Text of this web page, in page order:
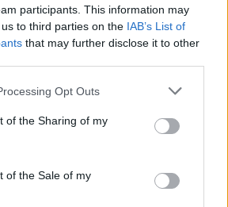
participants. This information may
to third parties on the IAB’s List of
that may further disclose it to other
website/app uses one or more Google
or usage behaviour. You may click to
to Google and its third-party tags to
specified purposes in below Google
Opt Outs
of the Sharing of my
of the Sale of my
szereplője
üzemben, miközben a holland
kért. Az európai